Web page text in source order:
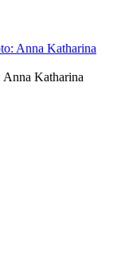
Anna Katharina